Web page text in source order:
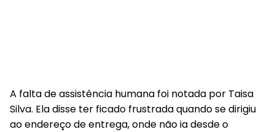
A falta de assistência humana foi notada por Taisa
Silva. Ela disse ter ficado frustrada quando se dirigiu
ao endereço de entrega, onde não ia desde o